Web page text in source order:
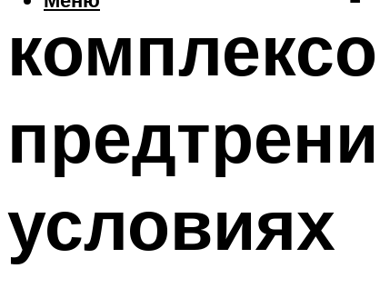
условиях